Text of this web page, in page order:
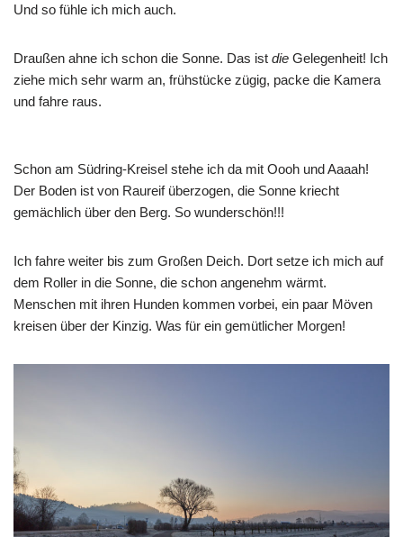
Und so fühle ich mich auch.
Draußen ahne ich schon die Sonne. Das ist die Gelegenheit! Ich
ziehe mich sehr warm an, frühstücke zügig, packe die Kamera
und fahre raus.
Schon am Südring-Kreisel stehe ich da mit Oooh und Aaaah!
Der Boden ist von Raureif überzogen, die Sonne kriecht
gemächlich über den Berg. So wunderschön!!!
Ich fahre weiter bis zum Großen Deich. Dort setze ich mich auf
dem Roller in die Sonne, die schon angenehm wärmt.
Menschen mit ihren Hunden kommen vorbei, ein paar Möven
kreisen über der Kinzig. Was für ein gemütlicher Morgen!